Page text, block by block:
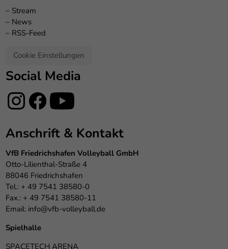
– Stream
– News
– RSS-Feed
Cookie Einstellungen
Social Media
Anschrift & Kontakt
VfB Friedrichshafen Volleyball GmbH
Otto-Lilienthal-Straße 4
88046 Friedrichshafen
Tel.: + 49 7541 38580-0
Fax.: + 49 7541 38580-11
Email: info@vfb-volleyball.de
Spielhalle
SPACETECH ARENA